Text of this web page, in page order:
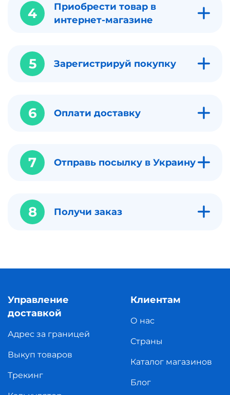
4
Приобрести товар в
интернет-магазине
5 Зарегистрируй покупку
6 Оплати доставку
7 Отправь посылку в Украину
8 Получи заказ
Управление
доставкой
Адрес за границей
Выкуп товаров
Трекинг
Клиентам
О нас
Страны
Каталог магазинов
Блог